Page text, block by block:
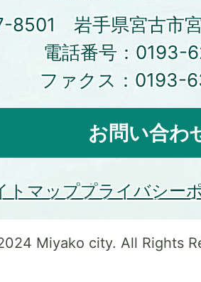
8501 岩手県宮古市
電話番号： 0193-
ファクス： 0193-
お問い合わ
トマッププライバシー
Miyako city. All Rights